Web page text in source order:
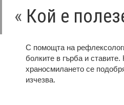
« Кой е
С помощта на
болките в гърба и
храносмилането се
изчезва.